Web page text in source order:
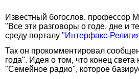
Известный богослов, профессор
"Все эти разговоры о годе, дне и
среду порталу "Интерфакс-
Так он прокомментировал
года". Идея о том, что конец
"Семейное радио", которое